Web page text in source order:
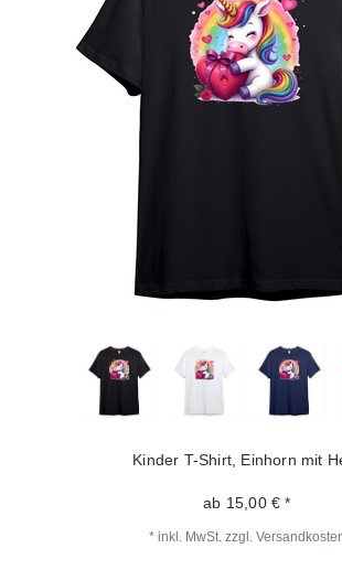
Kinder T-Shirt, Einhorn mit
ab 15,00 € *
* inkl. MwSt. zzgl.